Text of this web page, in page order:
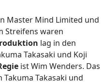
Master Mind Limited und
Streifens waren
lag in den
Takasaki und Koji
ist Wim Wenders. Das
Takuma Takasaki und